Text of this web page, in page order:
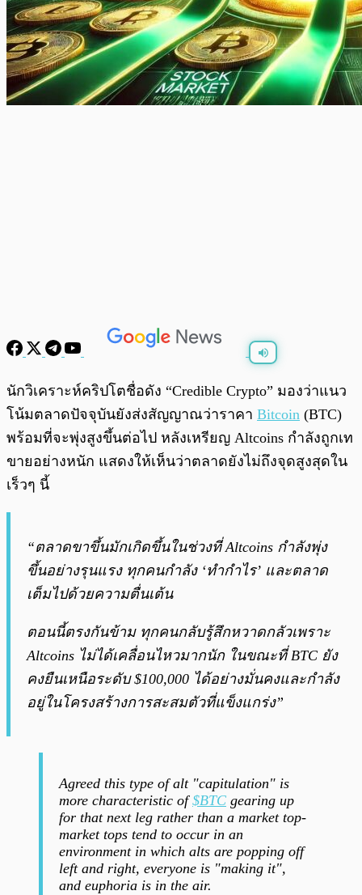
พร้อมเล่น 0:00
นักวิเคราะห์คริปโตชื่อดัง “Credible Crypto” มองว่าแนว
โน้มตลาดปัจจุบันยังส่งสัญญาณว่าราคา Bitcoin (BTC)
พร้อมที่จะพุ่งสูงขึ้นต่อไป หลังเหรียญ Altcoins กำลังถูกเท
ขายอย่างหนัก แสดงให้เห็นว่าตลาดยังไม่ถึงจุดสูงสุดใน
เร็วๆ นี้
“ตลาดขาขึ้นมักเกิดขึ้นในช่วงที่ Altcoins กำลังพุ่ง
ขึ้นอย่างรุนแรง ทุกคนกำลัง ‘ทำกำไร’ และตลาด
เต็มไปด้วยความตื่นเต้น
ตอนนี้ตรงกันข้าม ทุกคนกลับรู้สึกหวาดกลัวเพราะ
Altcoins ไม่ได้เคลื่อนไหวมากนัก ในขณะที่ BTC ยัง
คงยืนเหนือระดับ $100,000 ได้อย่างมั่นคงและกำลัง
อยู่ในโครงสร้างการสะสมตัวที่แข็งแกร่ง”
Agreed this type of alt "capitulation" is
more characteristic of$BTC gearing up
for that next leg rather than a market top-
market tops tend to occur in an
environment in which alts are popping off
left and right, everyone is "making it",
and euphoria is in the air.